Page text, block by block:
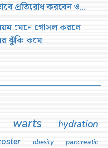
প্রতিরোধ করবেন ও
মেনে গোসল করলে
ঝুঁকি কমে
warts hydration
obesity pancreatic